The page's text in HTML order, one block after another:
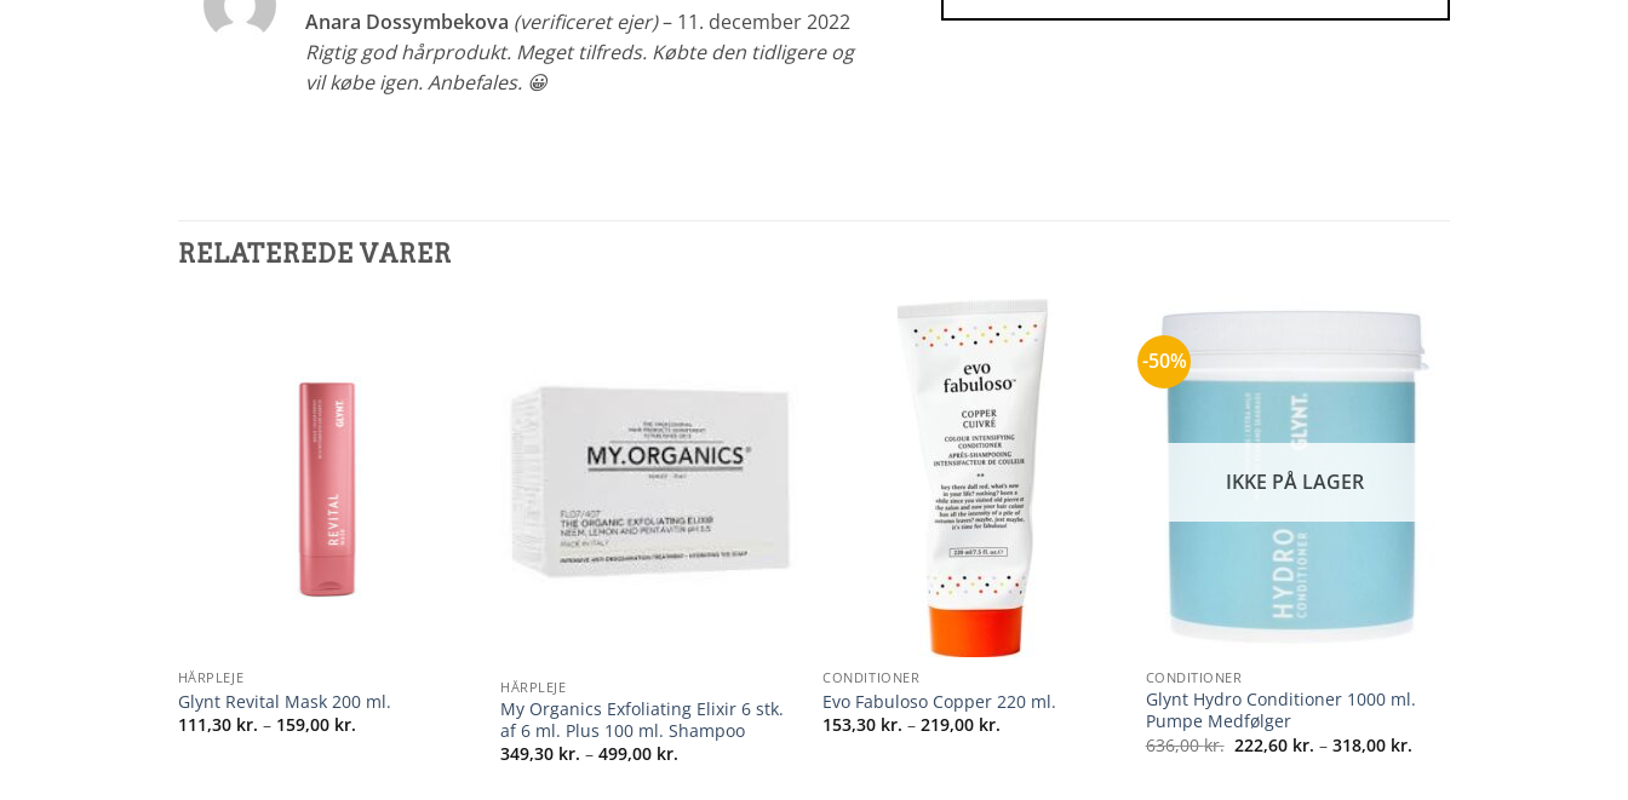
Vurderet5
Anara Dossymbekova (verificeret ejer)– 11. december 2022
Rigtig god hårprodukt. Meget tilfreds. Købte den tidligere og
vil købe igen. Anbefales. 😀
RELATEREDE VARER
HÅRPLEJE
Glynt Revital Mask 200 ml.
111,30 kr. – 159,00 kr.Prisinterval:
HÅRPLEJE
My Organics Exfoliating Elixir 6 stk.
af 6 ml. Plus 100 ml. Shampoo
349,30 kr. – 499,00 kr.
CONDITIONER
Evo Fabuloso Copper 220 ml.
153,30 kr. – 219,00 kr.
-50%
IKKE PÅ LAGER
CONDITIONER
Glynt Hydro Conditioner 1000 ml.
Pumpe Medfølger
636,00kr. 222,60 kr. – 318,00 kr.